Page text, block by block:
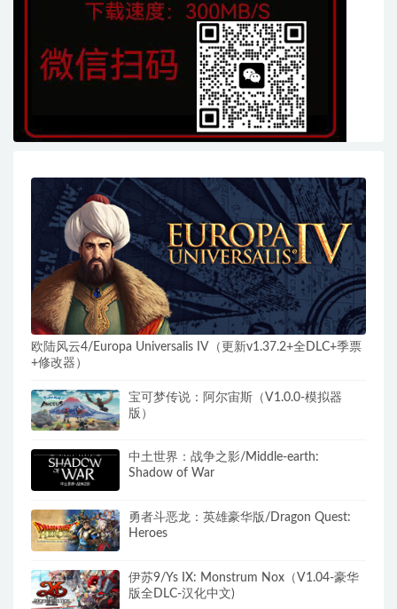
欧陆风云4/Europa Universalis IV（更新v1.37.2+全DLC+季票
+修改器）
宝可梦传说：阿尔宙斯（V1.0.0-模拟器
版）
中土世界：战争之影/Middle-earth:
Shadow of War
勇者斗恶龙：英雄豪华版/Dragon Quest:
Heroes
伊苏9/Ys IX: Monstrum Nox（V1.04-豪华
版全DLC-汉化中文)